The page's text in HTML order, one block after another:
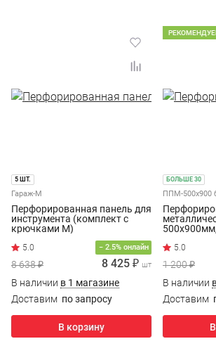
5 ШТ.
Гараж-М
Перфорированная панель для
инструмента (комплект с
крючками M)
− 2.5% онлайн
8 638 ₽ 8 425 ₽ шт
В наличии в 1 магазине
Доставим по запросу
В корзину
БОЛЬШЕ 30
ППМ-500х900
5.0
1 200 ₽
В наличии
Доставим